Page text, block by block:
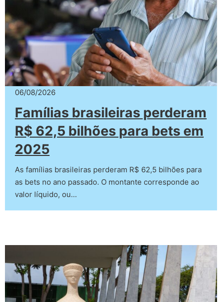
06/08/2026
Famílias brasileiras perderam
R$ 62,5 bilhões para bets em
2025
As famílias brasileiras perderam R$ 62,5 bilhões para
as bets no ano passado. O montante corresponde ao
valor líquido, ou…